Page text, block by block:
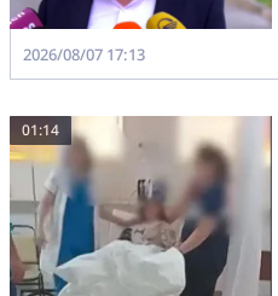
2026/08/07 17:13
01:14